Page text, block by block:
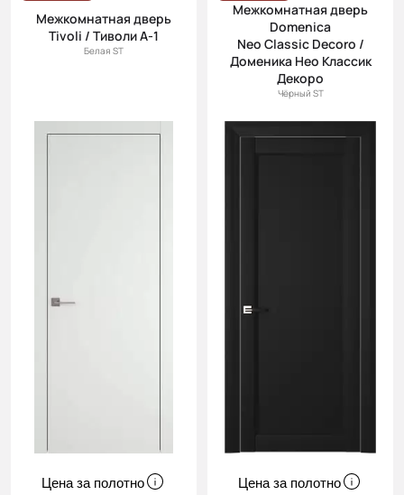
Межкомнатная дверь
Tivoli / Тиволи А-1
Белая ST
Цена за полотно
Межкомнатная дверь
Domenica
Neo Classic Decoro /
Доменика Нео Классик
Декоро
Чёрный ST
Цена за полотно